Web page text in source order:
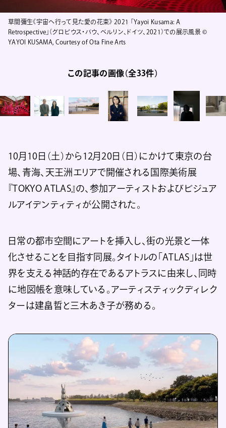
草間彌生《宇宙へ行って見た愛の花束》 2021 「Yayoi Kusama: A
Retrospective」（グロピウス・バウ、ベルリン、ドイツ、2021）での展示風景 ©
YAYOI KUSAMA, Courtesy of Ota Fine Arts
この記事の画像（全33件）
10月10日（土）から12月20日（日）にかけて東京の台
場、青海、天王洲エリアで開催される国際美術展
『TOKYO ATLAS』の、参加アーティストおよびビジュア
ルアイデンティティが公開された。
日常の都市空間にアートを挿入し、街の光景と一体
化させることを目指す同展。タイトルの「ATLAS」は世
界を支える神話的存在であるアトラスに由来し、同時
に地図帳を意味している。アーティスティックディレク
ターは建畠晢と三木あき子が務める。